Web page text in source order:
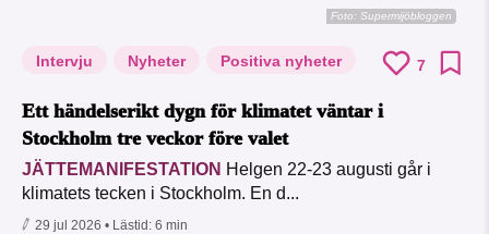
Foto: Supermijöbloggen
Intervju Nyheter Positiva nyheter 7
Ett händelserikt dygn för klimatet väntar i
Stockholm tre veckor före valet
JÄTTEMANIFESTATION Helgen 22-23 augusti går i
klimatets tecken i Stockholm. En d...
29 jul 2026 • Lästid: 6 min